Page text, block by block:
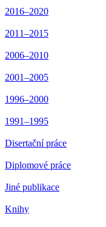
2016–2020
2011–2015
2006–2010
2001–2005
1996–2000
1991–1995
Disertační práce
Diplomové práce
Jiné publikace
Knihy